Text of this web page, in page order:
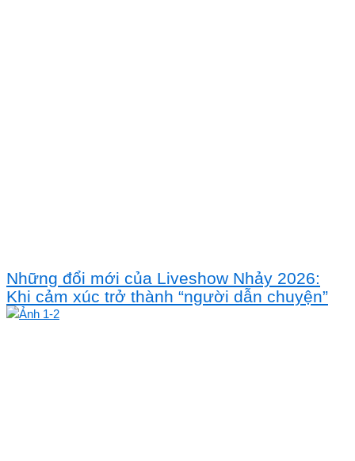
Những đổi mới của Liveshow Nhảy 2026:
Khi cảm xúc trở thành “người dẫn chuyện”